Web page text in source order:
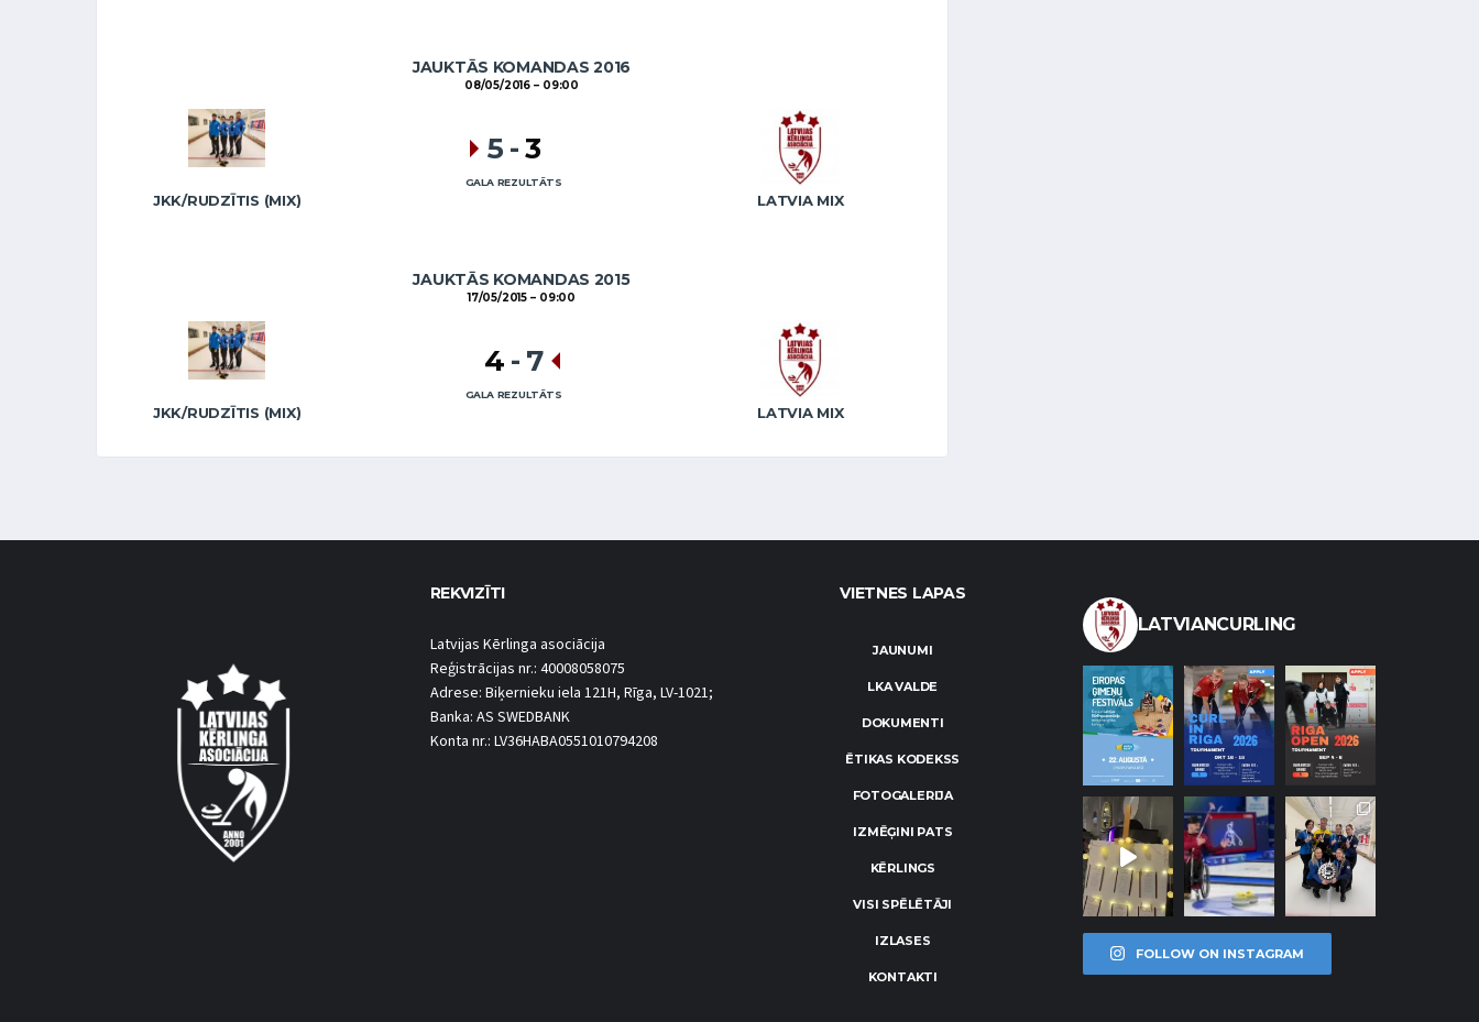
JAUKTĀS KOMANDAS 2016
08/05/2016 09:00
JKK/RUDZĪTIS (MIX) LATVIA MIX
5 -3
GALA REZULTĀTS
JAUKTĀS KOMANDAS 2015
17/05/2015 09:00
JKK/RUDZĪTIS (MIX) LATVIA MIX
4 - 7
GALA REZULTĀTS
REKVIZĪTI
Latvijas Kērlinga asociācija
Reģistrācijas nr.: 40008058075
Adrese: Biķernieku iela 121H, Rīga, LV-1021;
Banka: AS SWEDBANK
Konta nr.: LV36HABA0551010794208
VIETNES LAPAS
JAUNUMI
LKA VALDE
DOKUMENTI
ĒTIKAS KODEKSS
FOTOGALERIJA
IZMĒĢINI PATS
KĒRLINGS
VISI SPĒLĒTĀJI
IZLASES
KONTAKTI
LATVIANCURLING
FOLLOW ON INSTAGRAM